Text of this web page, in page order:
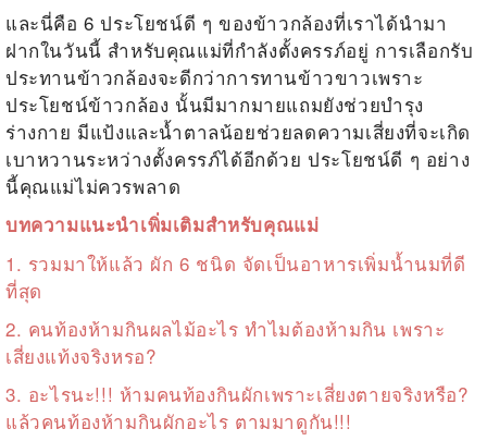
และนี่คือ 6 ประโยชน์ดี ๆ ของข้าวกล้องที่เราได้นำมา
ฝากในวันนี้ สำหรับคุณแม่ที่กำลังตั้งครรภ์อยู่ การเลือกรับ
ประทานข้าวกล้องจะดีกว่าการทานข้าวขาวเพราะ
ประโยชน์ข้าวกล้อง นั้นมีมากมายแถมยังช่วยบำรุง
ร่างกาย มีแป้งและน้ำตาลน้อยช่วยลดความเสี่ยงที่จะเกิด
เบาหวานระหว่างตั้งครรภ์ได้อีกด้วย ประโยชน์ดี ๆ อย่าง
นี้คุณแม่ไม่ควรพลาด
บทความแนะนำเพิ่มเติมสำหรับคุณแม่
1. รวมมาให้แล้ว ผัก 6 ชนิด จัดเป็นอาหารเพิ่มน้ำนมที่ดี
ที่สุด
2. คนท้องห้ามกินผลไม้อะไร ทำไมต้องห้ามกิน เพราะ
เสี่ยงแท้งจริงหรอ?
3. อะไรนะ!!! ห้ามคนท้องกินผักเพราะเสี่ยงตายจริงหรือ?
แล้วคนท้องห้ามกินผักอะไร ตามมาดูกัน!!!